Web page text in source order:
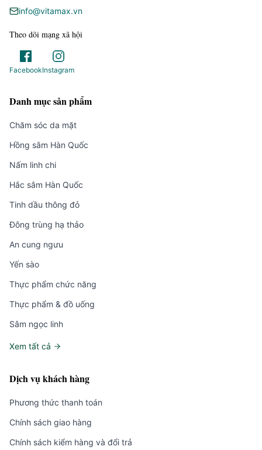
info@vitamax.vn
Theo dõi mạng xã hội
FacebookInstagram
Danh mục sản phẩm
Chăm sóc da mặt
Hồng sâm Hàn Quốc
Nấm linh chi
Hắc sâm Hàn Quốc
Tinh dầu thông đỏ
Đông trùng hạ thảo
An cung ngưu
Yến sào
Thực phẩm chức năng
Thực phẩm & đồ uống
Sâm ngọc linh
Xem tất cả
Dịch vụ khách hàng
Phương thức thanh toán
Chính sách giao hàng
Chính sách kiểm hàng và đổi trả